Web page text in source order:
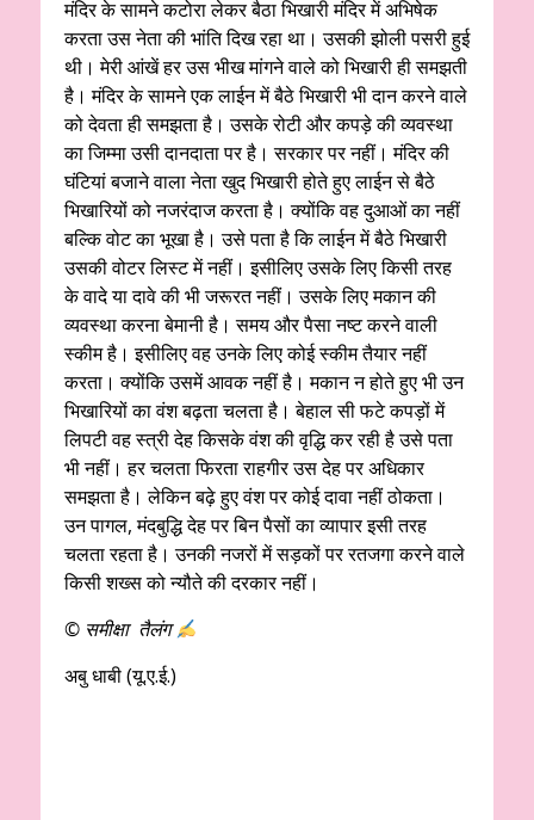
मंदिर के सामने कटोरा लेकर बैठा भिखारी मंदिर में अभिषेक
करता उस नेता की भांति दिख रहा था। उसकी झोली पसरी हुई
थी। मेरी आंखें हर उस भीख मांगने वाले को भिखारी ही समझती
है। मंदिर के सामने एक लाईन में बैठे भिखारी भी दान करने वाले
को देवता ही समझता है। उसके रोटी और कपड़े की व्यवस्था
का जिम्मा उसी दानदाता पर है। सरकार पर नहीं। मंदिर की
घंटियां बजाने वाला नेता खुद भिखारी होते हुए लाईन से बैठे
भिखारियों को नजरंदाज करता है। क्योंकि वह दुआओं का नहीं
बल्कि वोट का भूखा है। उसे पता है कि लाईन में बैठे भिखारी
उसकी वोटर लिस्ट में नहीं। इसीलिए उसके लिए किसी तरह
के वादे या दावे की भी जरूरत नहीं। उसके लिए मकान की
व्यवस्था करना बेमानी है। समय और पैसा नष्ट करने वाली
स्कीम है। इसीलिए वह उनके लिए कोई स्कीम तैयार नहीं
करता। क्योंकि उसमें आवक नहीं है। मकान न होते हुए भी उन
भिखारियों का वंश बढ़ता चलता है। बेहाल सी फटे कपड़ों में
लिपटी वह स्त्री देह किसके वंश की वृद्धि कर रही है उसे पता
भी नहीं। हर चलता फिरता राहगीर उस देह पर अधिकार
समझता है। लेकिन बढ़े हुए वंश पर कोई दावा नहीं ठोकता।
उन पागल, मंदबुद्धि देह पर बिन पैसों का व्यापार इसी तरह
चलता रहता है। उनकी नजरों में सड़कों पर रतजगा करने वाले
किसी शख्स को न्यौते की दरकार नहीं।
© समीक्षा तैलंग
अबु धाबी (यू.ए.ई.)